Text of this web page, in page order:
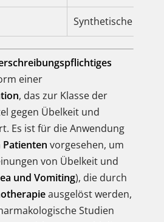
Synthetische
einer
, das zur Klasse der
gegen Übelkeit und
Es ist für die Anwendung
vorgesehen, um
von Übelkeit und
und Vomiting), die durch
ausgelöst werden,
Studien